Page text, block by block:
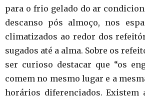
para o frio gelado do ar
descanso pós almoço, nos
climatizados ao redor dos
sugados até a alma. Sobre os
ser curioso destacar que “os
comem no mesmo lugar e a
horários diferenciados. Existem